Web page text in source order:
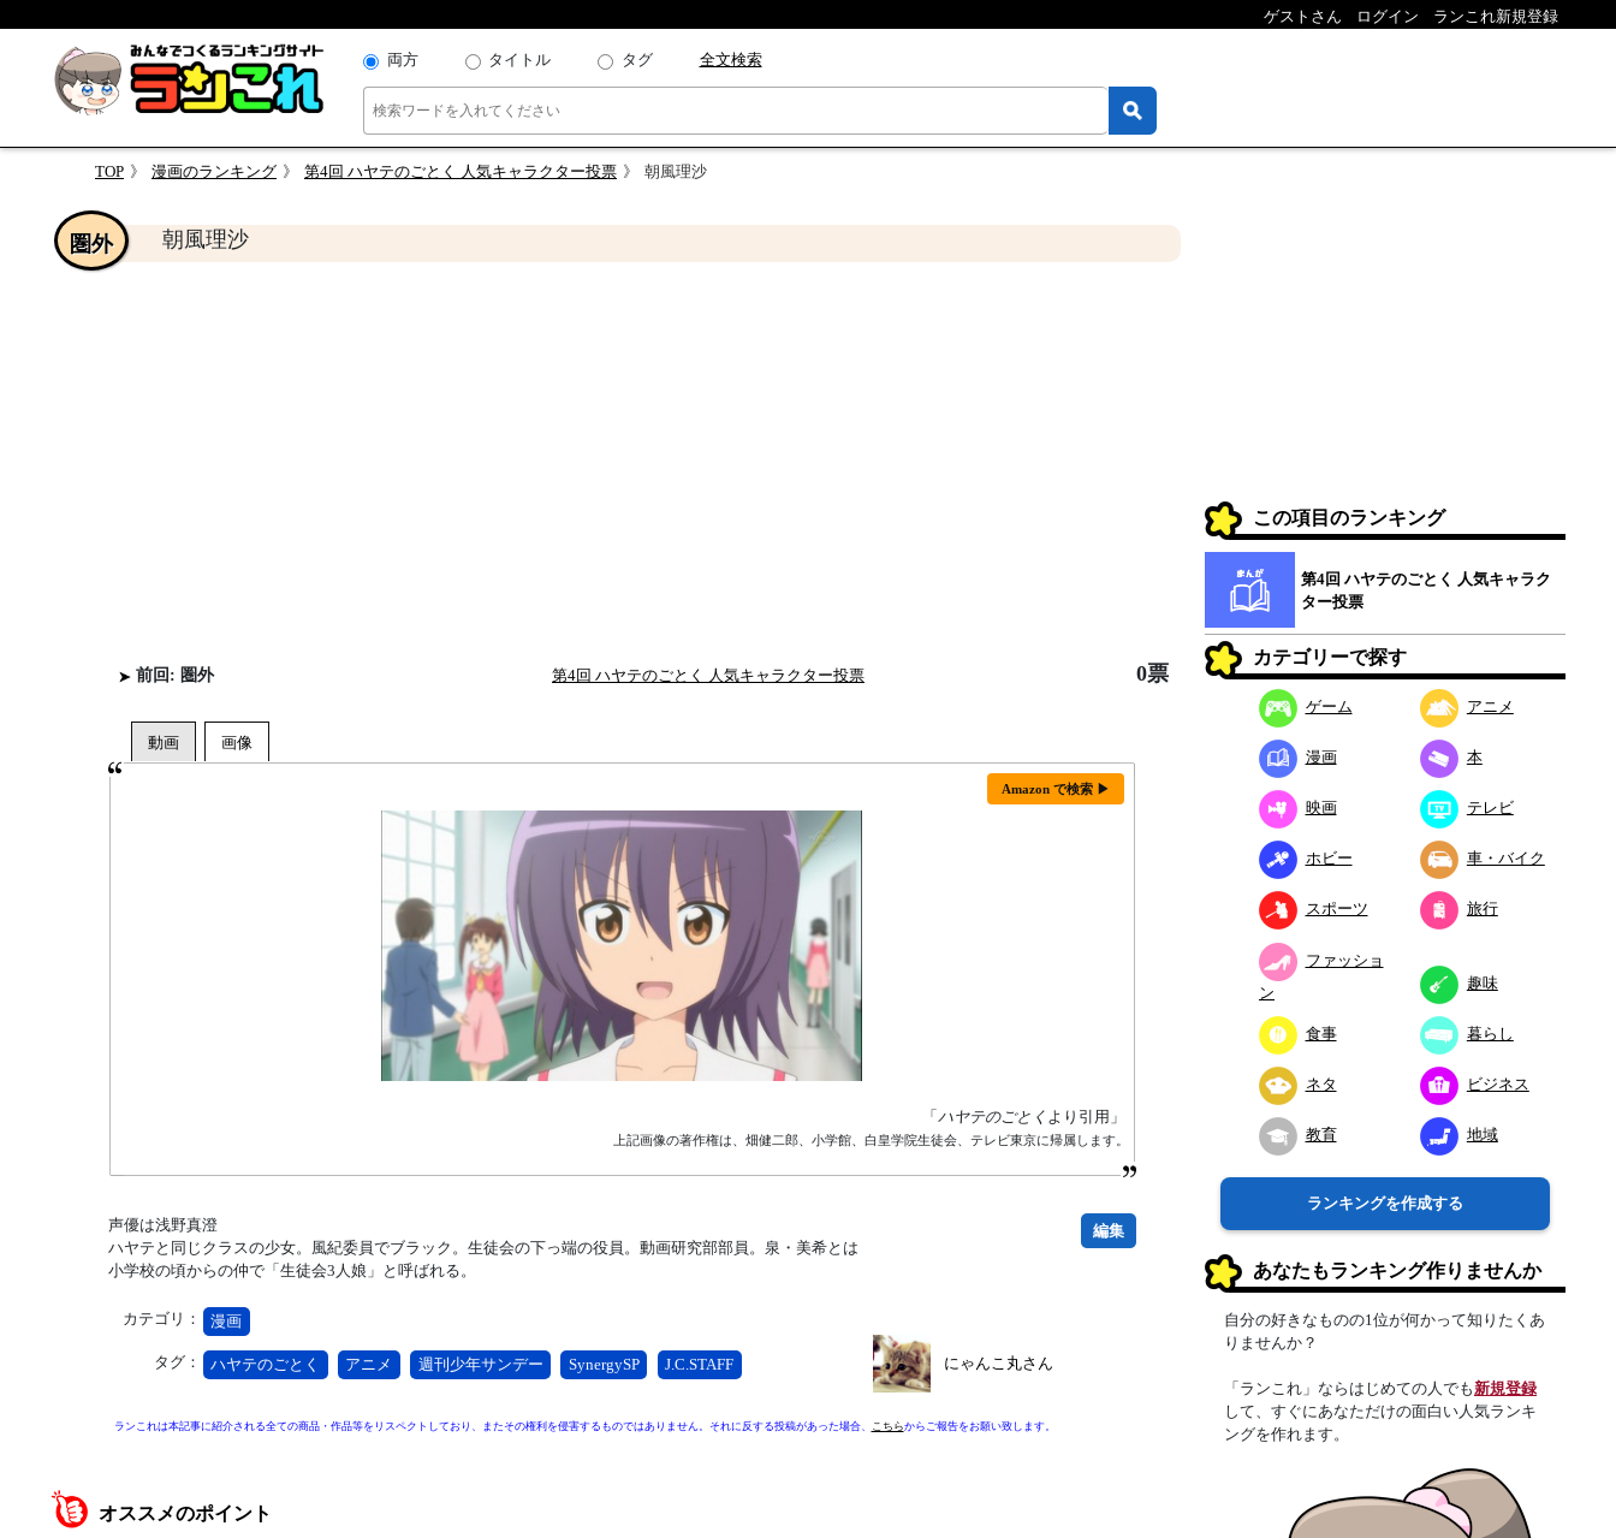
ゲストさん ログイン ランこれ新規登録
両方 タイトル タグ 全文検索
TOP 漫画のランキング 第4回 ハヤテのごとく 人気キャラクター投票 朝風理沙
朝風理沙
圏外
前回: 圏外 第4回 ハヤテのごとく 人気キャラクター投票 0票
Amazon で検索 ▶
「 ハヤテのごとく より引用」
上記画像の著作権は、畑健二郎、小学館、白皇学院生徒会、テレビ東京に帰属します。
声優は浅野真澄
ハヤテと同じクラスの少女。風紀委員でブラック。生徒会の下っ端の役員。動画研究部部員。泉・美希とは
小学校の頃からの仲で「生徒会3人娘」と呼ばれる。
カテゴリ： 漫画
タグ： ハヤテのごとく アニメ 週刊少年サンデー SynergySP J.C.STAFF
編集
にゃんこ丸さん
ランこれは本記事に紹介される全ての商品・作品等をリスペクトしており、またその権利を侵害するものではありません。それに反する投稿があった場合、 こちらからご報告をお願い致します。
オススメのポイント
この項目のランキング
第4回 ハヤテのごとく 人気キャラク
ター投票
カテゴリーで探す
ゲーム アニメ
漫画 本
映画 テレビ
ホビー 車・バイク
スポーツ 旅行
ファッショ
ン
趣味
食事 暮らし
ネタ ビジネス
教育 地域
ランキングを作成する
あなたもランキング作りませんか
自分の好きなものの1位が何かって知りたくあ
りませんか？
「ランこれ」ならはじめての人でも新規登録
して、すぐにあなただけの面白い人気ランキ
ングを作れます。